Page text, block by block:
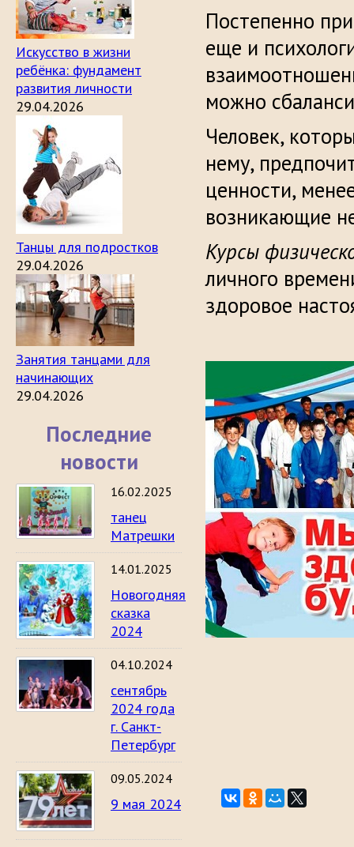
Искусство в жизни
ребёнка: фундамент
развития личности
29.04.2026
Танцы для подростков
29.04.2026
Занятия танцами для
начинающих
29.04.2026
Последние
новости
16.02.2025
танец
Матрешки
14.01.2025
Новогодняя
сказка
2024
04.10.2024
сентябрь
2024 года
г. Санкт-
Петербург
09.05.2024
9 мая 2024
Постепенно
еще и
можно
Человек,
нему,
ценности,
возникающие
Курсы
личного
здоровое